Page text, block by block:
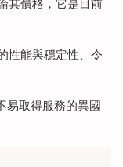
其價格，它是目前
性能與穩定性、令
易取得服務的異國